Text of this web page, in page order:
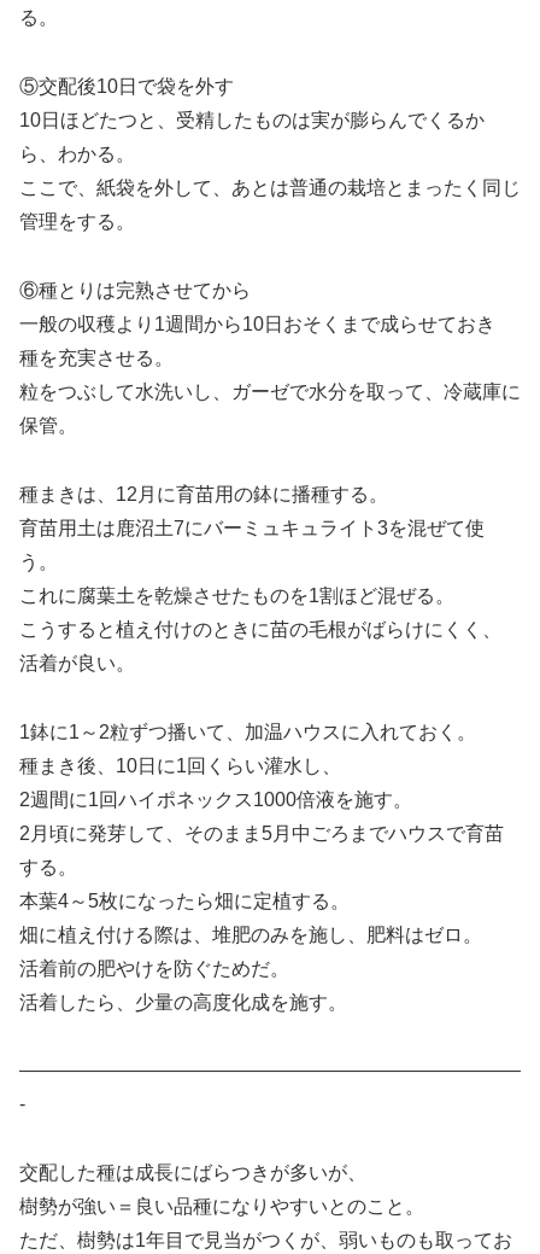
る。
⑤交配後10日で袋を外す
10日ほどたつと、受精したものは実が膨らんでくるか
ら、わかる。
ここで、紙袋を外して、あとは普通の栽培とまったく同じ
管理をする。
⑥種とりは完熟させてから
一般の収穫より1週間から10日おそくまで成らせておき
種を充実させる。
粒をつぶして水洗いし、ガーゼで水分を取って、冷蔵庫に
保管。
種まきは、12月に育苗用の鉢に播種する。
育苗用土は鹿沼土7にバーミュキュライト3を混ぜて使
う。
これに腐葉土を乾燥させたものを1割ほど混ぜる。
こうすると植え付けのときに苗の毛根がばらけにくく、
活着が良い。
1鉢に1～2粒ずつ播いて、加温ハウスに入れておく。
種まき後、10日に1回くらい灌水し、
2週間に1回ハイポネックス1000倍液を施す。
2月頃に発芽して、そのまま5月中ごろまでハウスで育苗
する。
本葉4～5枚になったら畑に定植する。
畑に植え付ける際は、堆肥のみを施し、肥料はゼロ。
活着前の肥やけを防ぐためだ。
活着したら、少量の高度化成を施す。
——————————————————————————
-
交配した種は成長にばらつきが多いが、
樹勢が強い＝良い品種になりやすいとのこと。
ただ、樹勢は1年目で見当がつくが、弱いものも取ってお